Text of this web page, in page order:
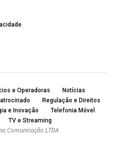
e Operadoras
Notícias
Regulação e Direitos
e Inovação
Telefonia Móvel
TV e Streaming
Comunicação LTDA